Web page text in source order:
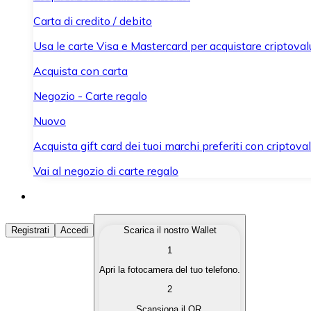
Carta di credito / debito
Usa le carte Visa e Mastercard per acquistare
Acquista con carta
Negozio - Carte regalo
Nuovo
Acquista gift card dei tuoi marchi preferiti con
Vai al negozio di carte regalo
Acquista Criptovalute
Acquista le criptovalute che ti interessano in modo
Converti le tue criptovalute in valuta fiat quando ne hai
Registrati Accedi
Scarica il nostro Wallet
1
Apri la fotocamera del tuo telefono.
2